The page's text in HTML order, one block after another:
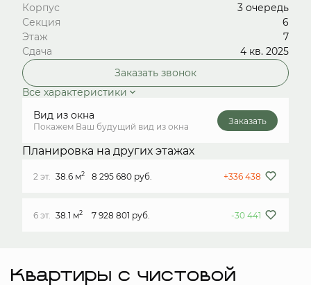
Корпус
3 очередь
Секция
6
Этаж
7
Сдача
4 кв. 2025
Заказать звонок
Все характеристики
Вид из окна
Покажем Ваш будущий вид из окна
Заказать
Планировка на других этажах
2 эт. 38.6 м2 8 295 680 руб. +336 438
6 эт. 38.1 м2 7 928 801 руб. -30 441
Квартиры с чистовой